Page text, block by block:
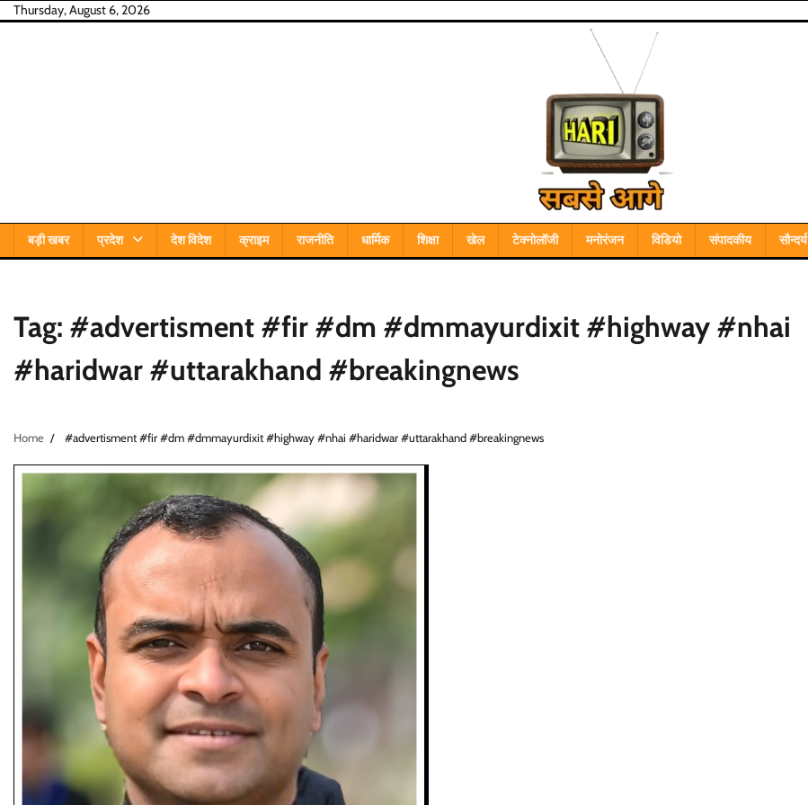
SkipThursday, August 6, 2026
बड़ी खबर प्रदेश देश विदेश क्राइम राजनीति धार्मिक शिक्षा खेल टेक्नोलॉजी मनोरंजन विडियो संपादकीय सौन्दर्य
Tag: #advertisment #fir #dm #dmmayurdixit #highway #nhai
#haridwar #uttarakhand #breakingnews
Home #advertisment #fir #dm #dmmayurdixit #highway #nhai #haridwar #uttarakhand #breakingnews